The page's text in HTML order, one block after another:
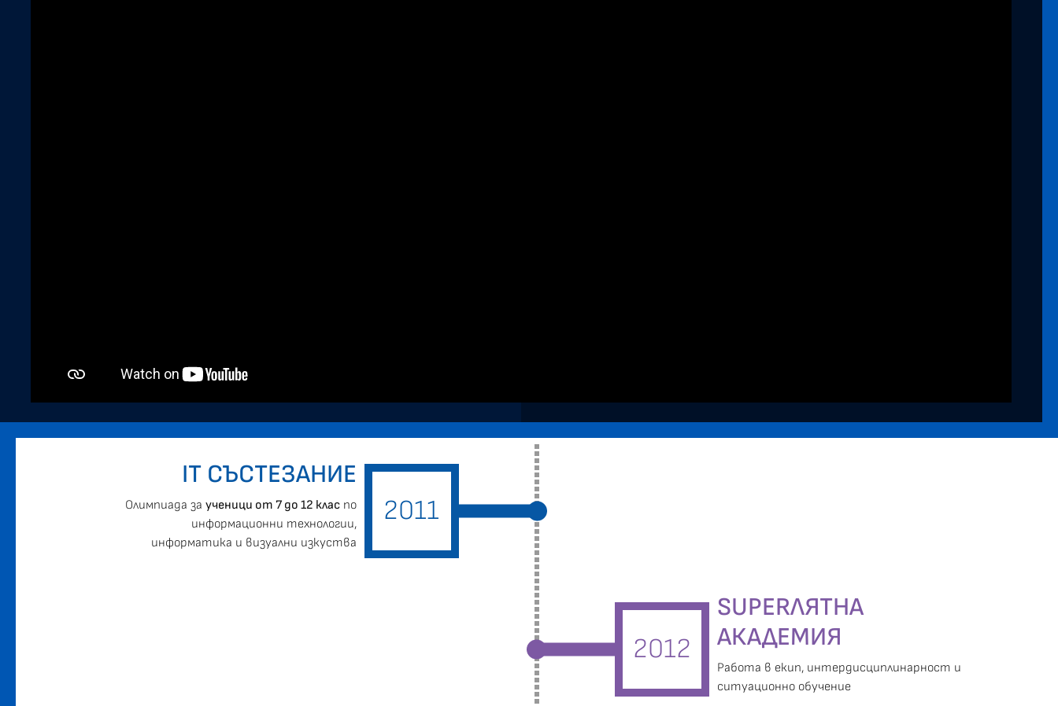
2011
IT СЪСТЕЗАНИЕ
Oлимпиада за ученици от 7 до 12 класпо
информационни технологии,
информатика и визуални изкуства
2012
SUPERЛЯТНА
АКАДЕМИЯ
Работа в екип, интердисциплинарност и
ситуационно обучение